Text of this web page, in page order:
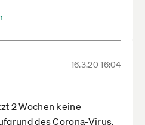
16.3.20 16:04
2 Wochen keine
des Corona-Virus.